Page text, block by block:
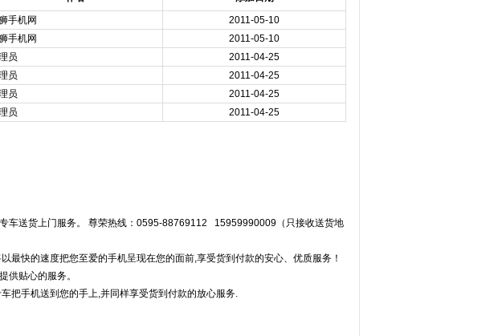
手机网
2011-05-10
手机网
2011-05-10
员
2011-04-25
员
2011-04-25
员
2011-04-25
员 2011-04-25
车送货上门服务。 尊荣热线：0595-88769112 15959990009（只接收送货地
最快的速度把您至爱的手机呈现在您的面前,享受货到付款的安心、优质服务！
供贴心的服务。
把手机送到您的手上,并同样享受货到付款的放心服务.